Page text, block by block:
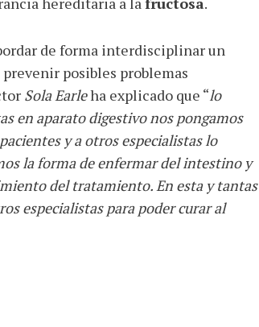
de forma interdisciplinar un
posibles problemas
Sola Earleha explicado que “lo
en aparato digestivo nos pongamos
y a otros especialistas lo
la forma de enfermar del intestino y
del tratamiento. En esta y tantas
especialistas para poder curar al